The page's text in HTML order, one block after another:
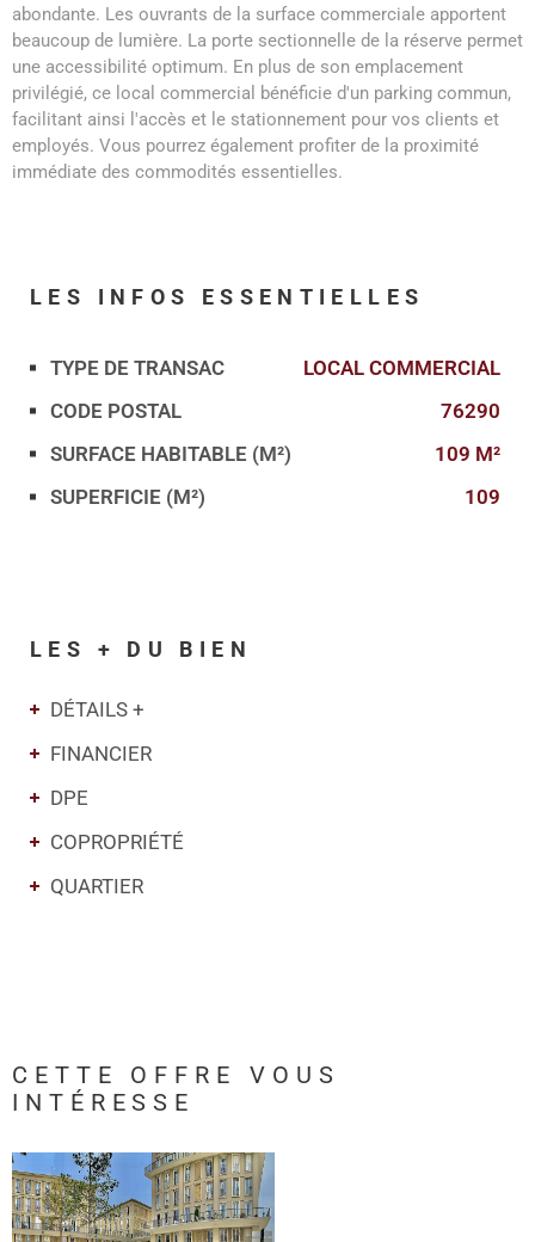
abondante. Les ouvrants de la surface commerciale apportent
beaucoup de lumière. La porte sectionnelle de la réserve permet
une accessibilité optimum. En plus de son emplacement
privilégié, ce local commercial bénéficie d'un parking commun,
facilitant ainsi l'accès et le stationnement pour vos clients et
employés. Vous pourrez également profiter de la proximité
immédiate des commodités essentielles.
LES INFOS ESSENTIELLES
Caractérisque Valeurs
TYPE DE TRANSAC
LOCAL COMMERCIAL
CODE POSTAL
76290
SURFACE HABITABLE (M²)
109 M²
SUPERFICIE (M²)
109
LES + DU BIEN
DÉTAILS +
FINANCIER
DPE
COPROPRIÉTÉ
QUARTIER
CETTE OFFRE
VOUS
INTÉRESSE